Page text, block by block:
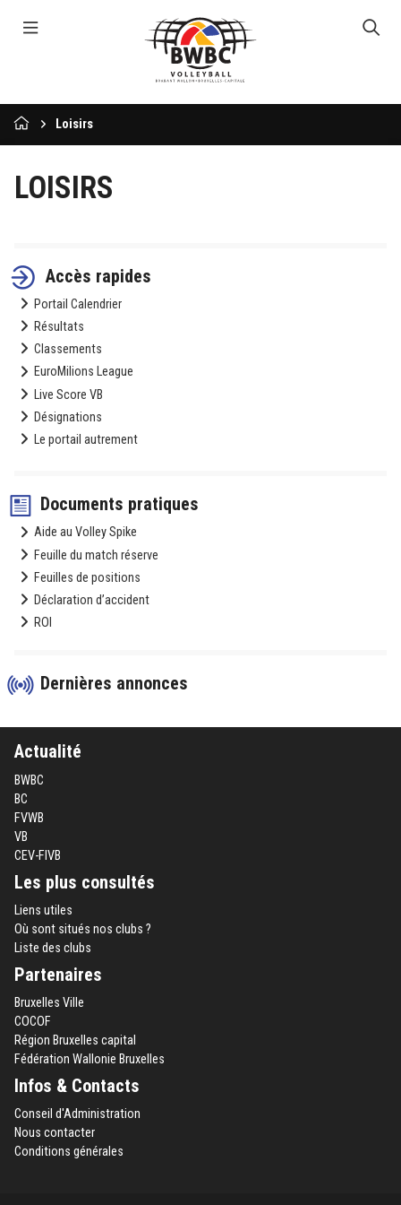
Loisirs
LOISIRS
Accès rapides
Portail Calendrier
Résultats
Classements
EuroMilions League
Live Score VB
Désignations
Le portail autrement
Documents pratiques
Aide au Volley Spike
Feuille du match réserve
Feuilles de positions
Déclaration d’accident
ROI
Dernières annonces
Actualité
BWBC
BC
FVWB
VB
CEV-FIVB
Les plus consultés
Liens utiles
Où sont situés nos clubs ?
Liste des clubs
Partenaires
Bruxelles Ville
COCOF
Région Bruxelles capital
Fédération Wallonie Bruxelles
Infos & Contacts
Conseil d'Administration
Nous contacter
Conditions générales